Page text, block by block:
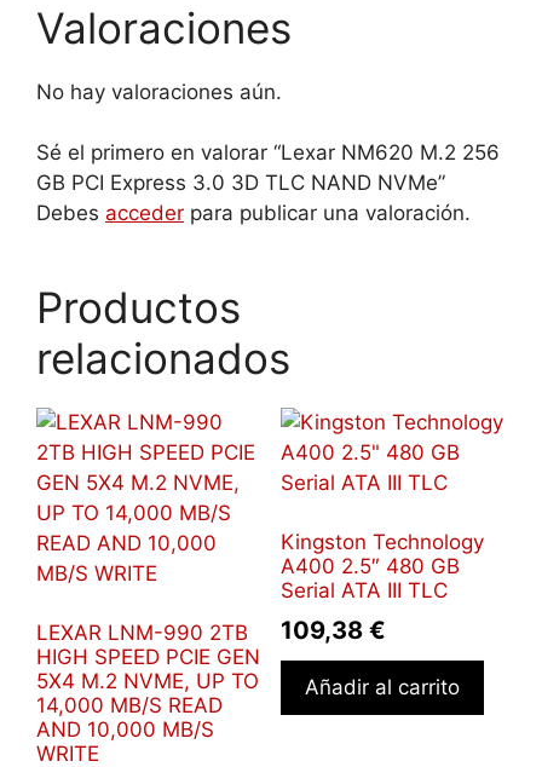
Valoraciones
No hay valoraciones aún.
Sé el primero en valorar “Lexar NM620 M.2 256
GB PCI Express 3.0 3D TLC NAND NVMe”
Debes acceder para publicar una valoración.
Productos
relacionados
LEXAR LNM-990 2TB
HIGH SPEED PCIE GEN
5X4 M.2 NVME, UP TO
14,000 MB/S READ
AND 10,000 MB/S
WRITE
Kingston Technology
A400 2.5″ 480 GB
Serial ATA III TLC
109,38 €
Añadir al carrito